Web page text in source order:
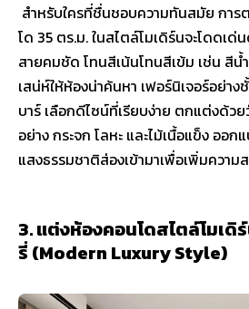
สำหรับใครที่ชื่นชอบความทันสมัย กา
โด 35 ตร.ม. ในสไตล์โมเดิร์นจะโดดเด่
สายคมชัด โทนสีเน้นโทนสีเข้ม เช่น สีน้
เสน่ห์ให้ห้องน่าค้นหา เฟอร์นิเจอร์อย่าง
บาร์ เลือกดีไซน์ที่เรียบง่าย ตกแต่งด้ว
อย่าง กระจก โลหะ และไม้เนื้อแข็ง ออ
แสงธรรมชาติส่องเข้ามาเพื่อเพิ่มความ
3. แต่งห้องคอนโดสไตล์โมเดิ
รี่ (Modern Luxury Style)